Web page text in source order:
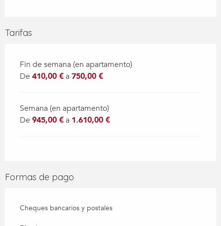
Tarifas
Fin de semana (en apartamento)
De 410,00 €a 750,00 €
Semana (en apartamento)
De 945,00 €a 1.610,00 €
Formas de pago
Cheques bancarios y postales